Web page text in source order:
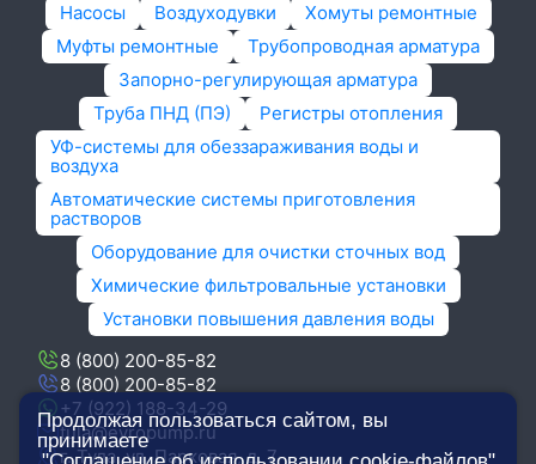
Насосы Воздуходувки
Хомуты ремонтные
Муфты ремонтные
Трубопроводная арматура
Запорно-регулирующая арматура
Труба ПНД (ПЭ)
Регистры отопления
УФ-системы для обеззараживания воды и
воздуха
Автоматические системы приготовления
растворов
Оборудование для очистки сточных вод
Химические фильтровальные установки
Установки повышения давления воды
8 (800) 200-85-82
8 (800) 200-85-82
+7 (922) 188-34-29
tula@evropump.ru
г. Тула,​ ул. Парковая, д. 7
Продолжая пользоваться сайтом, вы
принимаете